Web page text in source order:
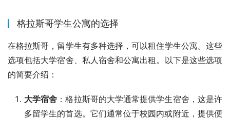
格拉斯哥学生公寓的选择
在格拉斯哥，留学生有多种选择，可以租住学生公寓。这些
选项包括大学宿舍、私人宿舍和公寓出租。以下是这些选项
的简要介绍：
大学宿舍 ：格拉斯哥的大学通常提供学生宿舍，这是许
多留学生的首选。它们通常位于校园内或附近，提供便